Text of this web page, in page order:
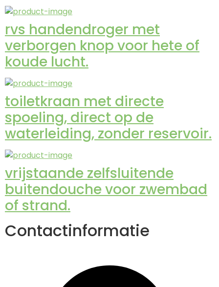
rvs handendroger met
verborgen knop voor hete of
koude lucht.
toiletkraan met directe
spoeling, direct op de
waterleiding, zonder reservoir.
vrijstaande zelfsluitende
buitendouche voor zwembad
of strand.
Contactinformatie